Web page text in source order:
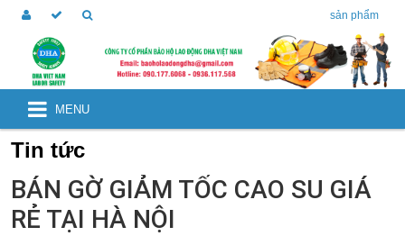
sản phẩm
MENU
Tin tức
BÁN GỜ GIẢM TỐC CAO SU GIÁ
RẺ TẠI HÀ NỘI